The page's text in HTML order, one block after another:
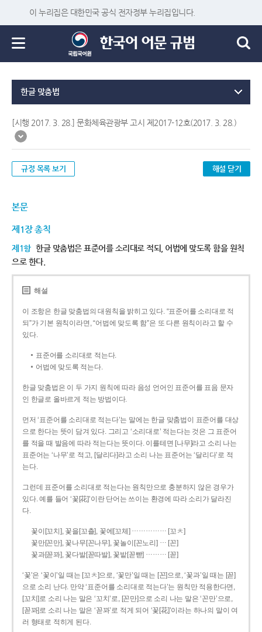
이 누리집은 대한민국 공식 전자정부 누리집입니다.
한글 맞춤법
[시행 2017. 3. 28.] 문화체육관광부 고시 제2017-12호(2017. 3. 28.)
규정 목록 보기 해설 닫기
본문
제1장 총칙
제1항 한글 맞춤법은 표준어를 소리대로 적되, 어법에 맞도록 함을 원칙
으로 한다.
해설
이 조항은 한글 맞춤법의 대원칙을 밝히고 있다. “표준어를 소리대로 적
되”가 기본 원칙이라면, “어법에 맞도록 함”은 또 다른 원칙이라고 할 수
있다.
표준어를 소리대로 적는다.
어법에 맞도록 적는다.
한글 맞춤법은 이 두 가지 원칙에 따라 음성 언어인 표준어를 표음 문자
인 한글로 올바르게 적는 방법이다.
먼저 ‘표준어를 소리대로 적는다’는 말에는 한글 맞춤법이 표준어를 대상
으로 한다는 뜻이 담겨 있다. 그리고 ‘소리대로’ 적는다는 것은 그 표준어
를 적을 때 발음에 따라 적는다는 뜻이다. 이를테면 [나무]라고 소리 나는
표준어는 ‘나무’로 적고, [달리다]라고 소리 나는 표준어는 ‘달리다’로 적
는다.
그런데 표준어를 소리대로 적는다는 원칙만으로 충분하지 않은 경우가
있다. 예를 들어 ‘꽃[花]’이란 단어는 쓰이는 환경에 따라 소리가 달라진
다.
꽃이[꼬치], 꽃을[꼬츨], 꽃에[꼬체] …………… [꼬ㅊ]
꽃만[꼰만], 꽃나무[꼰나무], 꽃놀이[꼰노리] … [꼰]
꽃과[꼳꽈], 꽃다발[꼳따발], 꽃밭[꼳빧] ……… [꼳]
‘꽃’은 ‘꽃이’일 때는 [꼬ㅊ]으로, ‘꽃만’일 때는 [꼰]으로, ‘꽃과’일 때는 [꼳]
으로 소리 난다. 만약 ‘표준어를 소리대로 적는다’는 원칙만 적용한다면,
[꼬치]로 소리 나는 말은 ‘꼬치’로, [꼰만]으로 소리 나는 말은 ‘꼰만’으로,
[꼳꽈]로 소리 나는 말은 ‘꼳꽈’로 적게 되어 ‘꽃[花]’이라는 하나의 말이 여
러 형태로 적히게 된다.